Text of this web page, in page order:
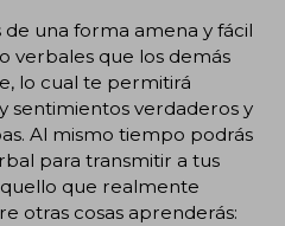
una forma amena y fácil
verbales que los demás
lo cual te permitirá
sentimientos verdaderos y
Al mismo tiempo podrás
para transmitir a tus
que realmente
otras cosas aprenderás: